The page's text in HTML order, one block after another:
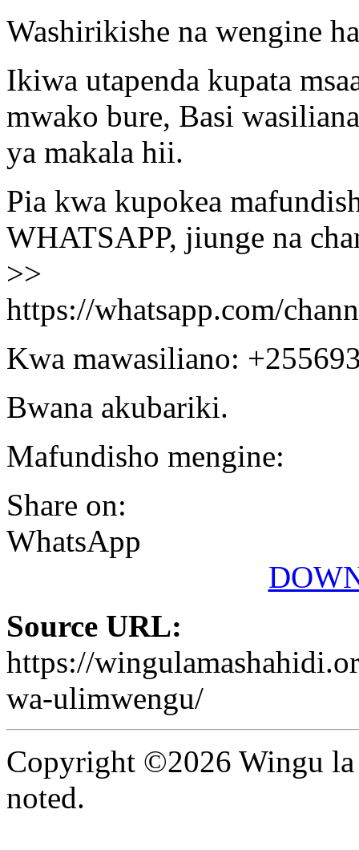
Washirikishe na wengine
Ikiwa utapenda kupata
mwako bure, Basi
ya makala hii.
Pia kwa kupokea
WHATSAPP, jiunge na
>>
https://whatsapp.com/
Kwa mawasiliano:
Bwana akubariki.
Mafundisho mengine:
Share on:
WhatsApp
Source URL:
https://
wa-ulimwengu/
Copyright ©2026 Wingu la
noted.